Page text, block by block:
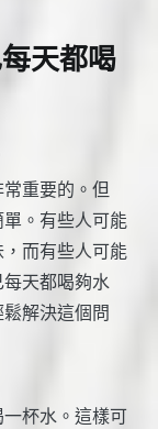
天都喝
重要的。但
。有些人可能
而有些人可能
天都喝夠水
解決這個問
杯水。這樣可